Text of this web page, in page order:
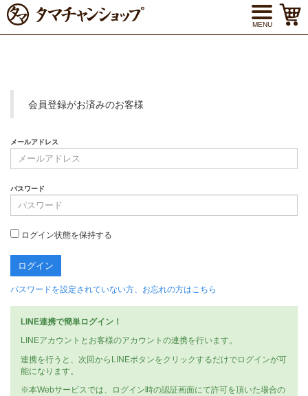
MENU
会員登録がお済みのお客様
メールアドレス
パスワード
ログイン状態を保持する
パスワードを設定されていない方、お忘れの方はこちら
LINE連携で簡単ログイン！
LINEアカウントとお客様のアカウントの連携を行います。
連携を行うと、次回からLINEボタンをクリックするだけでログインが可
能になります。
※本Webサービスでは、ログイン時の認証画面にて許可を頂いた場合の